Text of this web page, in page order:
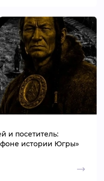
и посетитель:
истории Югры»